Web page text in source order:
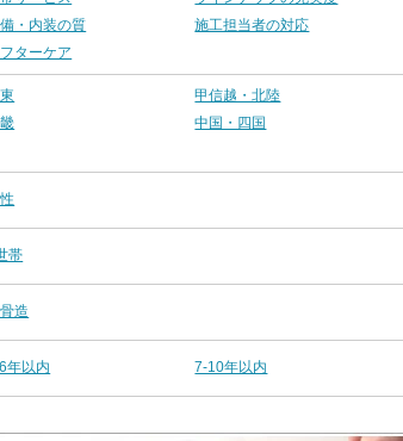
・内装の質
施工担当者の対応
ターケア
甲信越・北陸
中国・四国
帯
造
年以内 7-10年以内